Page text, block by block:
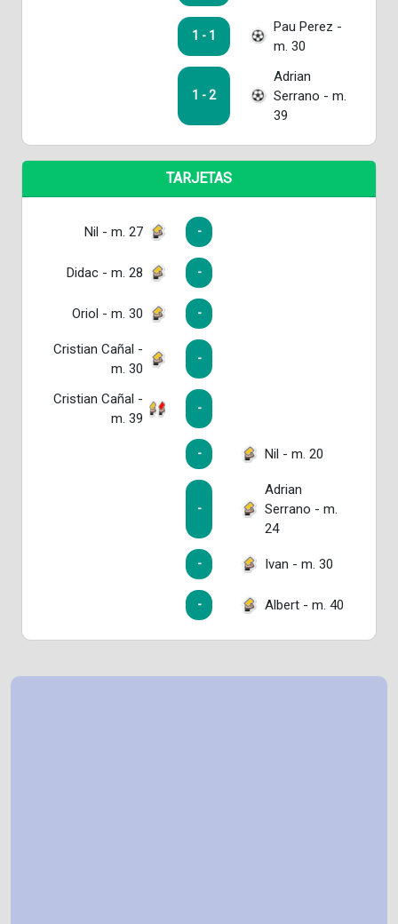
1 - 1
Pau Perez -
m. 30
1 - 2
Adrian
Serrano - m.
39
TARJETAS
Nil - m. 27 -
Didac - m. 28 -
Oriol - m. 30 -
Cristian Cañal -
m. 30
-
Cristian Cañal -
m. 39
-
- Nil - m. 20
-
Adrian
Serrano - m.
24
- Ivan - m. 30
- Albert - m. 40